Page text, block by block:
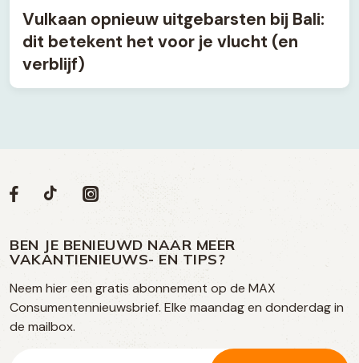
Vulkaan opnieuw uitgebarsten bij Bali:
dit betekent het voor je vlucht (en
verblijf)
Volg
op
social
media
Social
Volg
op
Facebook
Volg
op
TikTok
Volg
op
Instagram
BEN JE BENIEUWD NAAR MEER
VAKANTIENIEUWS- EN TIPS?
Neem hier een gratis abonnement op de MAX
Consumentennieuwsbrief. Elke maandag en donderdag in
de mailbox.